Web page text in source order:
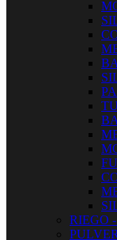
RIEGO